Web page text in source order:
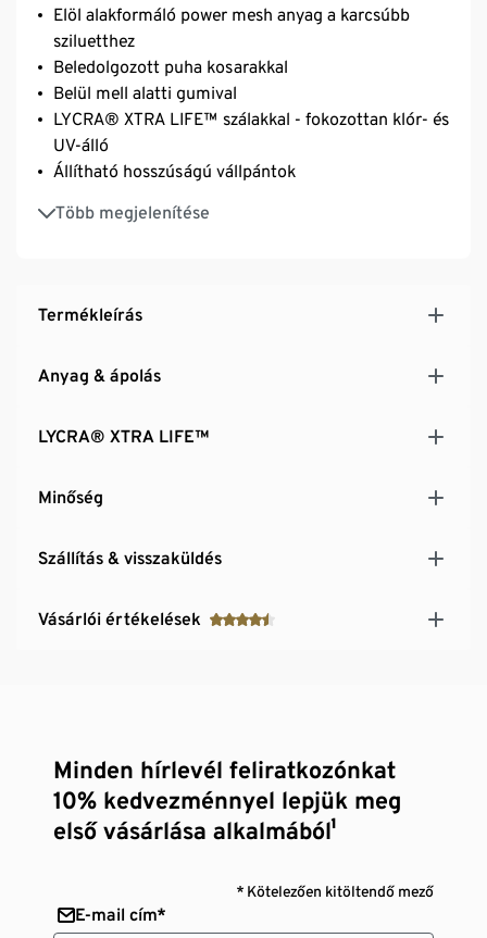
Elöl alakformáló power mesh anyag a karcsúbb
sziluetthez
Beledolgozott puha kosarakkal
Belül mell alatti gumival
LYCRA® XTRA LIFE™ szálakkal - fokozottan klór- és
UV-álló
Állítható hosszúságú vállpántok
Több megjelenítése
Méretjavaslat:
38-as méret: 70–80 B kosár
Termékleírás
Anyag & ápolás
LYCRA® XTRA LIFE™
Minőség
Szállítás & visszaküldés
Vásárlói értékelések
Minden hírlevél feliratkozónkat
10% kedvezménnyel lepjük meg
első vásárlása alkalmából¹
* Kötelezően kitöltendő mező
E-mail cím*